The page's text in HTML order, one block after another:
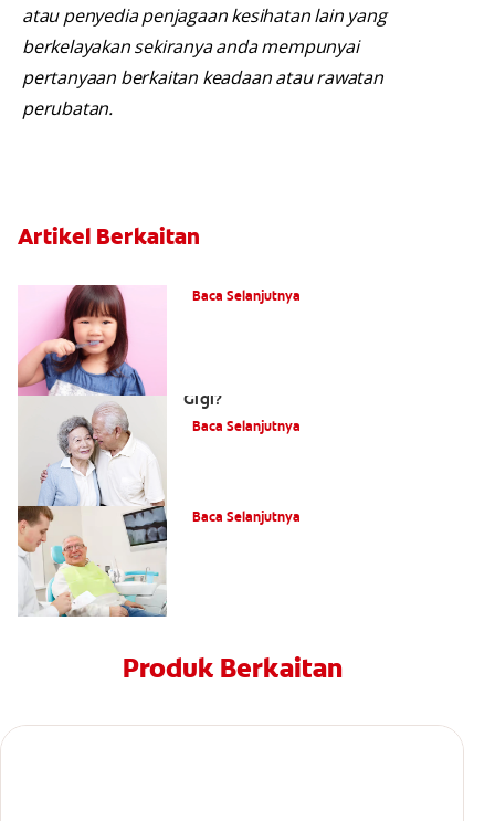
atau penyedia penjagaan kesihatan lain yang
berkelayakan sekiranya anda mempunyai
pertanyaan berkaitan keadaan atau rawatan
perubatan.
Artikel Berkaitan
Baca Selanjutnya
Gigi?
Baca Selanjutnya
Baca Selanjutnya
Produk Berkaitan